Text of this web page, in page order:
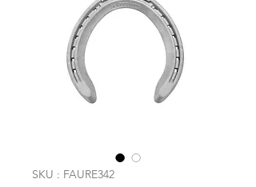
SKU : FAURE342